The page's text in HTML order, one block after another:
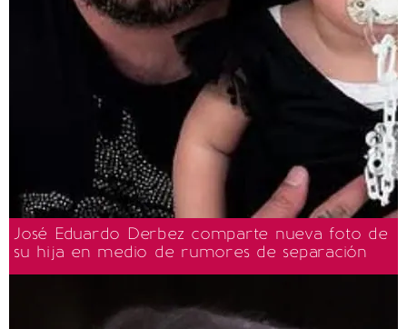
José Eduardo Derbez comparte nueva foto de
su hija en medio de rumores de separación